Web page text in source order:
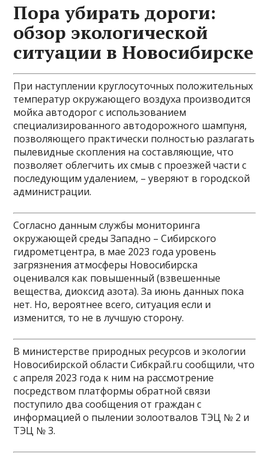
Пора убирать дороги:
обзор экологической
ситуации в Новосибирске
При наступлении круглосуточных положительных
температур окружающего воздуха производится
мойка автодорог с использованием
специализированного автодорожного шампуня,
позволяющего практически полностью разлагать
пылевидные скопления на составляющие, что
позволяет облегчить их смыв с проезжей части с
последующим удалением, – уверяют в городской
администрации.
Согласно данным службы мониторинга
окружающей среды Западно – Сибирского
гидрометцентра, в мае 2023 года уровень
загрязнения атмосферы Новосибирска
оценивался как повышенный (взвешенные
вещества, диоксид азота). За июнь данных пока
нет. Но, вероятнее всего, ситуация если и
изменится, то не в лучшую сторону.
В министерстве природных ресурсов и экологии
Новосибирской области Сибкрай.ru сообщили, что
с апреля 2023 года к ним на рассмотрение
посредством платформы обратной связи
поступило два сообщения от граждан с
информацией о пылении золоотвалов ТЭЦ № 2 и
ТЭЦ № 3.